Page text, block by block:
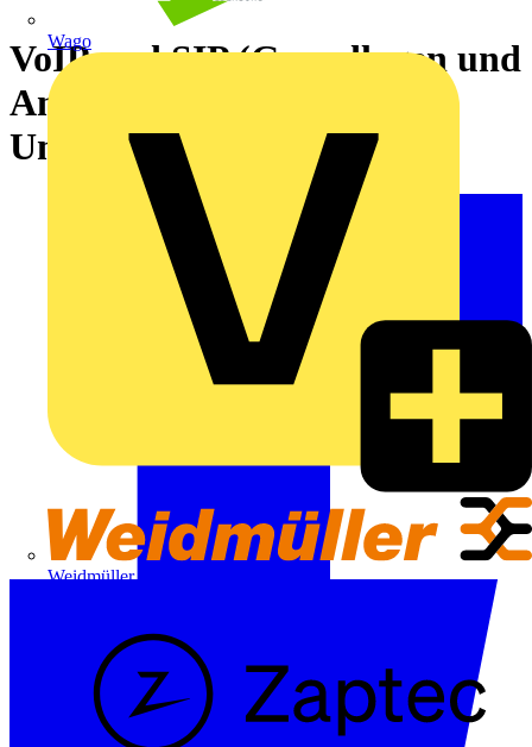
Wago
Weidmüller
VoIP und SIP (Grundlagen und
Anforderungen zur
Umsetzung)